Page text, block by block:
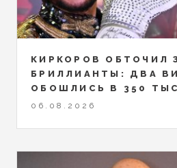
КИРКОРОВ ОБТОЧИЛ
БРИЛЛИАНТЫ: ДВА
ОБОШЛИСЬ В 350
06.08.2026